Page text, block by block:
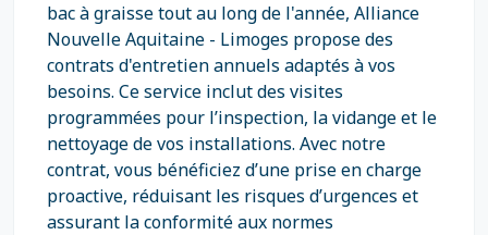
bac à graisse tout au long de l'année, Alliance
Nouvelle Aquitaine - Limoges propose des
contrats d'entretien annuels adaptés à vos
besoins. Ce service inclut des visites
programmées pour l’inspection, la vidange et le
nettoyage de vos installations. Avec notre
contrat, vous bénéficiez d’une prise en charge
proactive, réduisant les risques d’urgences et
assurant la conformité aux normes